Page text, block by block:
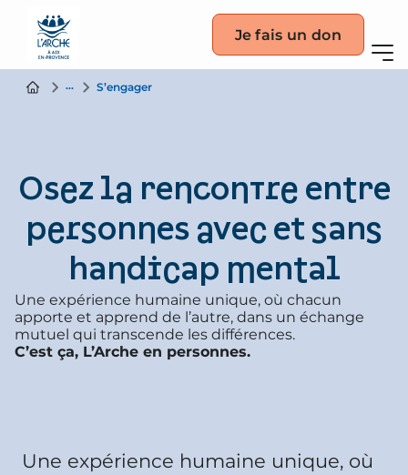
Je fais un don
ParticiperS’engager
Osez la rencontre entre
personnes avec et sans
handicap mental
Une expérience humaine unique, où chacun
apporte et apprend de l’autre, dans un échange
mutuel qui transcende les différences.
C’est ça, L’Arche en personnes.
Une expérience humaine unique, où